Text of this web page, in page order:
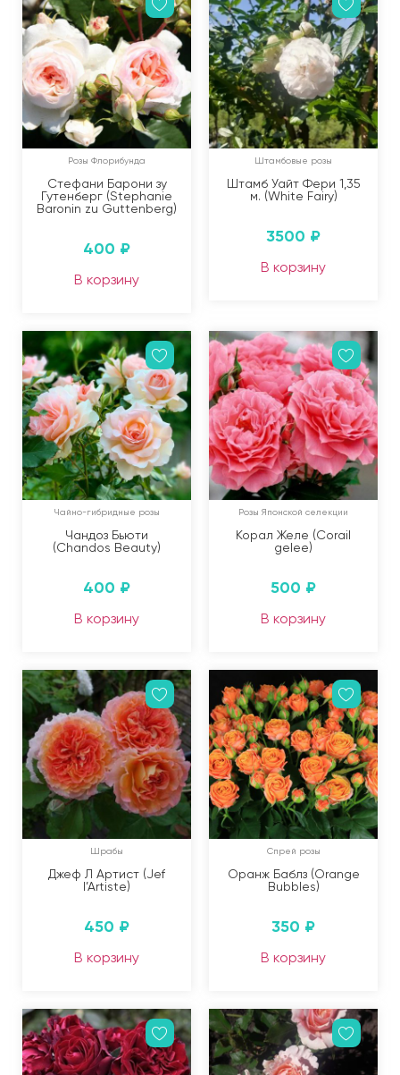
Розы Флорибунда
Стефани Барони зу
Гутенберг (Stephanie
Baronin zu Guttenberg)
400 ₽
В корзину
Штамбовые розы
Штамб Уайт Фери 1,35
м. (White Fairy)
3500 ₽
В корзину
Чайно-гибридные розы
Чандоз Бьюти
(Chandos Beauty)
400 ₽
В корзину
Розы Японской селекции
Корал Желе (Corail
gelee)
500 ₽
В корзину
Шрабы
Джеф Л Артист (Jef
l’Artiste)
450 ₽
В корзину
Спрей розы
Оранж Баблз (Orange
Bubbles)
350 ₽
В корзину